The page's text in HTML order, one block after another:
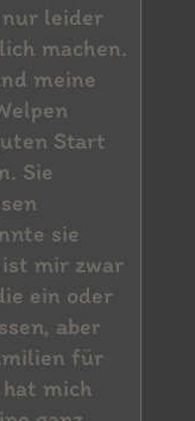
leider
machen.
meine
Start
Sie
sie
mir zwar
ein oder
aber
für
mich